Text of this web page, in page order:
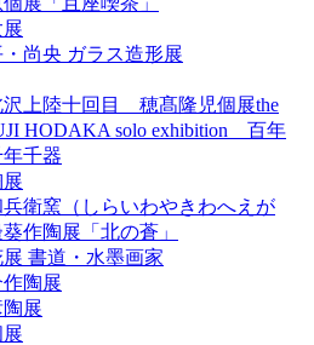
尚央 ガラス造形展
沢上陸十回目 穂髙隆児個展the
HODAKA solo exhibition 百年
千器
衛窯（しらいわやきわへえが
作陶展「北の蒼」
書道・水墨画家
陶展
展